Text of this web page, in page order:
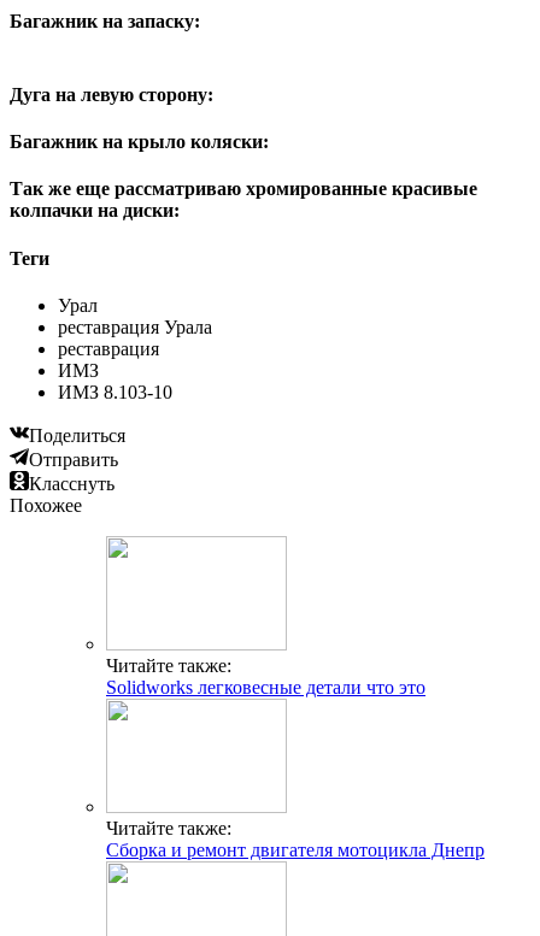
Багажник на запаску:
Дуга на левую сторону:
Багажник на крыло коляски:
Так же еще рассматриваю хромированные красивые
колпачки на диски:
Теги
Урал
реставрация Урала
реставрация
ИМЗ
ИМЗ 8.103-10
Поделиться
Отправить
Класснуть
Похожее
Читайте также:
Solidworks легковесные детали что это
Читайте также:
Сборка и ремонт двигателя мотоцикла Днепр